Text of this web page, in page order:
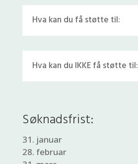
Hva kan du få støtte til:
Hva kan du IKKE få støtte til:
Søknadsfrist:
31. januar
28. februar